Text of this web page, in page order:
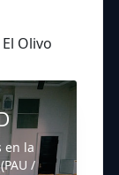
Olivo
en la
/